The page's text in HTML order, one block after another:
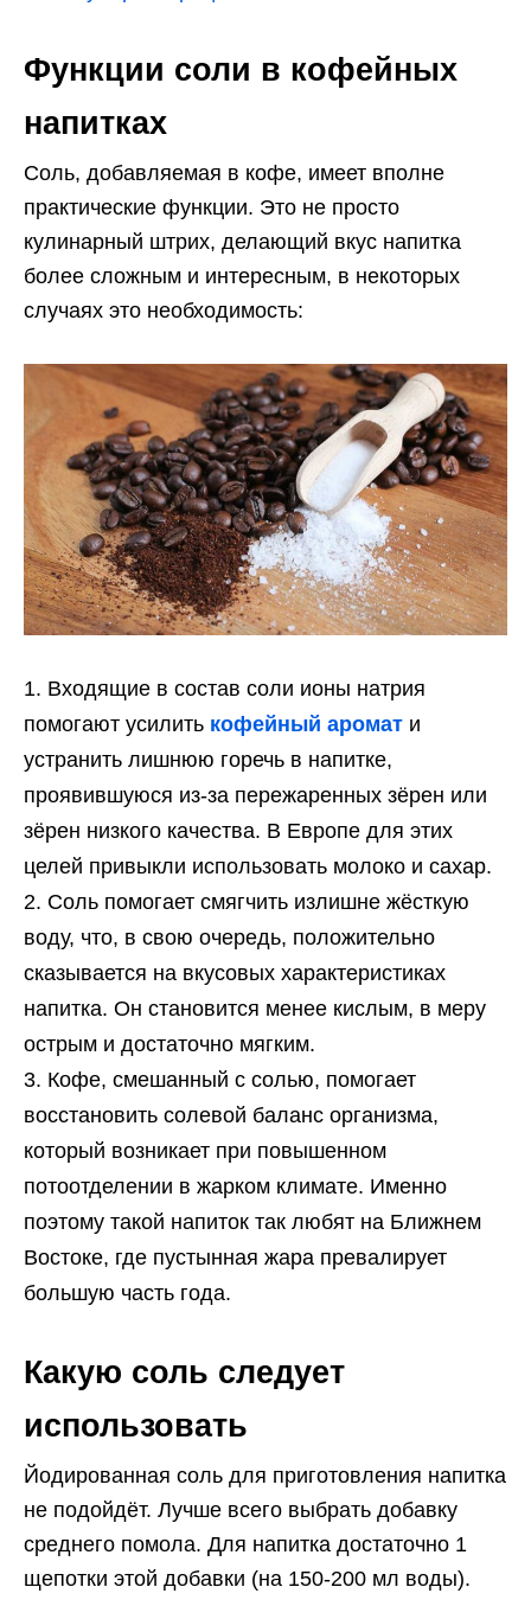
Функции соли в кофейных
напитках
Соль, добавляемая в кофе, имеет вполне
практические функции. Это не просто
кулинарный штрих, делающий вкус напитка
более сложным и интересным, в некоторых
случаях это необходимость:
Входящие в состав соли ионы натрия
помогают усилить кофейный аромат и
устранить лишнюю горечь в напитке,
проявившуюся из-за пережаренных зёрен или
зёрен низкого качества. В Европе для этих
целей привыкли использовать молоко и сахар.
Соль помогает смягчить излишне жёсткую
воду, что, в свою очередь, положительно
сказывается на вкусовых характеристиках
напитка. Он становится менее кислым, в меру
острым и достаточно мягким.
Кофе, смешанный с солью, помогает
восстановить солевой баланс организма,
который возникает при повышенном
потоотделении в жарком климате. Именно
поэтому такой напиток так любят на Ближнем
Востоке, где пустынная жара превалирует
большую часть года.
Какую соль следует
использовать
Йодированная соль для приготовления напитка
не подойдёт. Лучше всего выбрать добавку
среднего помола. Для напитка достаточно 1
щепотки этой добавки (на 150-200 мл воды).